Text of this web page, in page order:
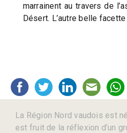
marrainent au travers de
Désert. L’autre belle
La Région Nord vaudois est
est fruit de la réflexion d’un